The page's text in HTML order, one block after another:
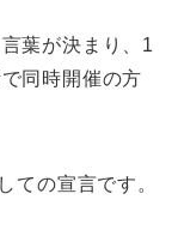
葉が決まり、1
同時開催の方
ての宣言です。